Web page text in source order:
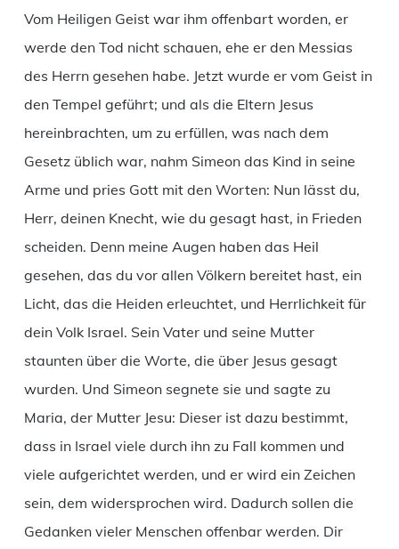
Vom Heiligen Geist war ihm offenbart worden, er
werde den Tod nicht schauen, ehe er den Messias
des Herrn gesehen habe. Jetzt wurde er vom Geist in
den Tempel geführt; und als die Eltern Jesus
hereinbrachten, um zu erfüllen, was nach dem
Gesetz üblich war, nahm Simeon das Kind in seine
Arme und pries Gott mit den Worten: Nun lässt du,
Herr, deinen Knecht, wie du gesagt hast, in Frieden
scheiden. Denn meine Augen haben das Heil
gesehen, das du vor allen Völkern bereitet hast, ein
Licht, das die Heiden erleuchtet, und Herrlichkeit für
dein Volk Israel. Sein Vater und seine Mutter
staunten über die Worte, die über Jesus gesagt
wurden. Und Simeon segnete sie und sagte zu
Maria, der Mutter Jesu: Dieser ist dazu bestimmt,
dass in Israel viele durch ihn zu Fall kommen und
viele aufgerichtet werden, und er wird ein Zeichen
sein, dem widersprochen wird. Dadurch sollen die
Gedanken vieler Menschen offenbar werden. Dir